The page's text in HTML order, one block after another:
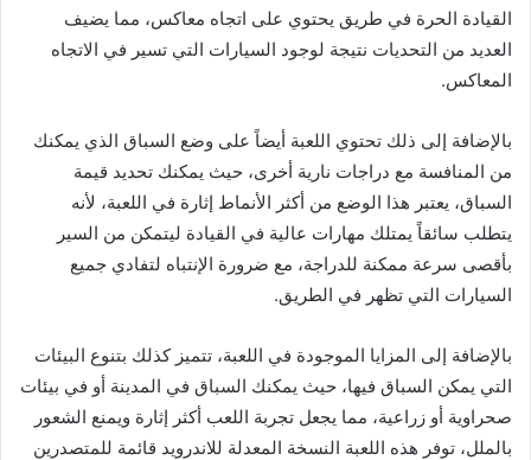
القيادة الحرة في طريق يحتوي على اتجاه معاكس، مما يضيف
العديد من التحديات نتيجة لوجود السيارات التي تسير في الاتجاه
المعاكس.
بالإضافة إلى ذلك تحتوي اللعبة أيضاً على وضع السباق الذي يمكنك
من المنافسة مع دراجات نارية أخرى، حيث يمكنك تحديد قيمة
السباق، يعتبر هذا الوضع من أكثر الأنماط إثارة في اللعبة، لأنه
يتطلب سائقاً يمتلك مهارات عالية في القيادة ليتمكن من السير
بأقصى سرعة ممكنة للدراجة، مع ضرورة الإنتباه لتفادي جميع
السيارات التي تظهر في الطريق.
بالإضافة إلى المزايا الموجودة في اللعبة، تتميز كذلك بتنوع البيئات
التي يمكن السباق فيها، حيث يمكنك السباق في المدينة أو في بيئات
صحراوية أو زراعية، مما يجعل تجربة اللعب أكثر إثارة ويمنع الشعور
بالملل، توفر هذه اللعبة النسخة المعدلة للاندرويد قائمة للمتصدرين